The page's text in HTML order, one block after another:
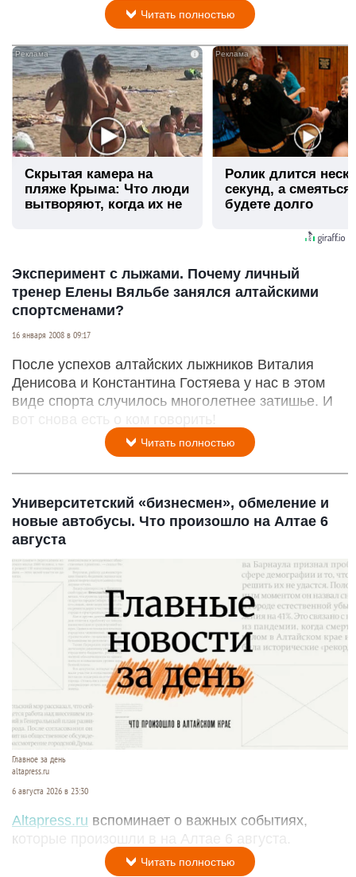
Читать полностью
i
Скрытая камера на
пляже Крыма: Что люди
вытворяют, когда их не
Ролик длится
секунд, а
будете долго
Эксперимент с лыжами. Почему личный
тренер Елены Вяльбе занялся алтайскими
спортсменами?
16 января 2008 в 09:17
После успехов алтайских лыжников Виталия
Денисова и Константина Гостяева у нас в этом
виде спорта случилось многолетнее затишье. И
вот снова есть о ком говорить!
Читать полностью
Университетский «бизнесмен», обмеление и
новые автобусы. Что произошло на Алтае 6
августа
Главное за день
altapress.ru
6 августа 2026 в 23:30
Altapress.ru вспоминает о важных событиях,
которые произошли в на Алтае 6 августа.
Читать полностью